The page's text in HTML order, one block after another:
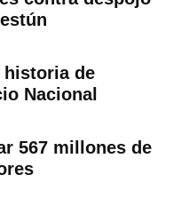
historia de
Nacional
567 millones de